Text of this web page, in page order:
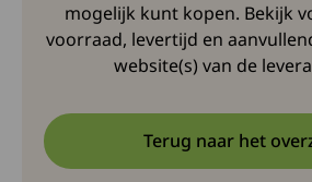
mogelijk kunt kopen. Bekijk
voorraad, levertijd en
website(s) van de
Terug naar het